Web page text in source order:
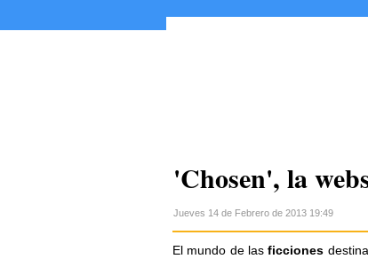
'Chosen', la
Jueves 14 de Febrero de 2013 19:49
El mundo de lasficciones